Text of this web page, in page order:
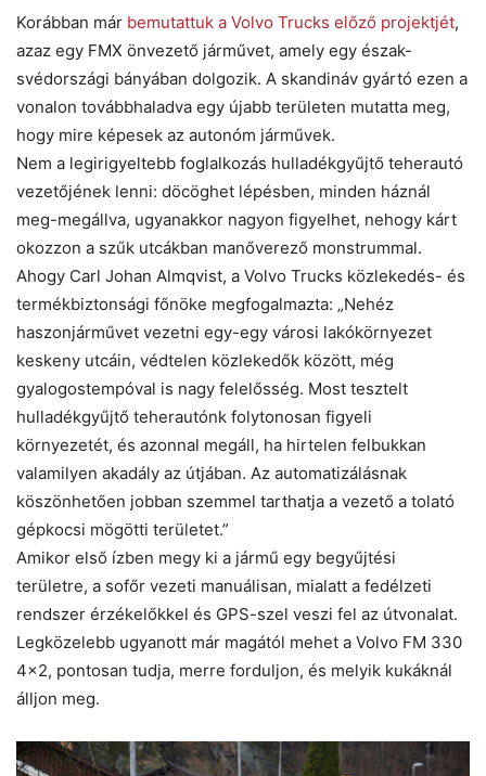
Korábban már bemutattuk a Volvo Trucks előző projektjét,
azaz egy FMX önvezető járművet, amely egy észak-
svédországi bányában dolgozik. A skandináv gyártó ezen a
vonalon továbbhaladva egy újabb területen mutatta meg,
hogy mire képesek az autonóm járművek.
Nem a legirigyeltebb foglalkozás hulladékgyűjtő teherautó
vezetőjének lenni: döcöghet lépésben, minden háznál
meg-megállva, ugyanakkor nagyon figyelhet, nehogy kárt
okozzon a szűk utcákban manőverező monstrummal.
Ahogy Carl Johan Almqvist, a Volvo Trucks közlekedés- és
termékbiztonsági főnöke megfogalmazta: „Nehéz
haszonjárművet vezetni egy-egy városi lakókörnyezet
keskeny utcáin, védtelen közlekedők között, még
gyalogostempóval is nagy felelősség. Most tesztelt
hulladékgyűjtő teherautónk folytonosan figyeli
környezetét, és azonnal megáll, ha hirtelen felbukkan
valamilyen akadály az útjában. Az automatizálásnak
köszönhetően jobban szemmel tarthatja a vezető a tolató
gépkocsi mögötti területet.”
Amikor első ízben megy ki a jármű egy begyűjtési
területre, a sofőr vezeti manuálisan, mialatt a fedélzeti
rendszer érzékelőkkel és GPS-szel veszi fel az útvonalat.
Legközelebb ugyanott már magától mehet a Volvo FM 330
4×2, pontosan tudja, merre forduljon, és melyik kukáknál
álljon meg.